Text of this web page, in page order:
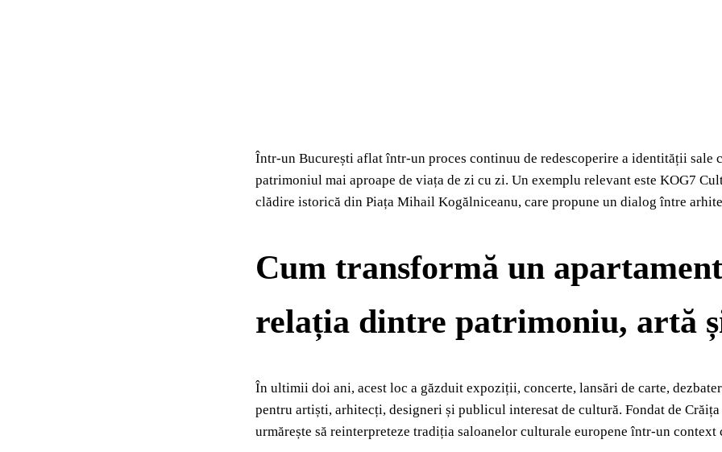
Într-un București aflat într-un proces continuu de redescoperire a identității sale
patrimoniul mai aproape de viața de zi cu zi. Un exemplu relevant este KOG7
clădire istorică din Piața Mihail Kogălniceanu, care propune un dialog între
Cum transformă un
relația dintre patrimoniu, artă
În ultimii doi ani, acest loc a găzduit expoziții, concerte, lansări de carte,
pentru artiști, arhitecți, designeri și publicul interesat de cultură. Fondat de
urmărește să reinterpreteze tradiția saloanelor culturale europene într-un context